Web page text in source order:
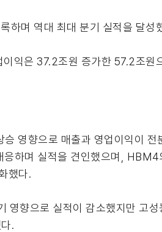
하며 역대 최대 분기 실적을 달성
익은 37.2조원 증가한 57.2조원
영향으로 매출과 영업이익이 전
하며 실적을 견인했으며,
했다.
향으로 실적이 감소했지만 고
.